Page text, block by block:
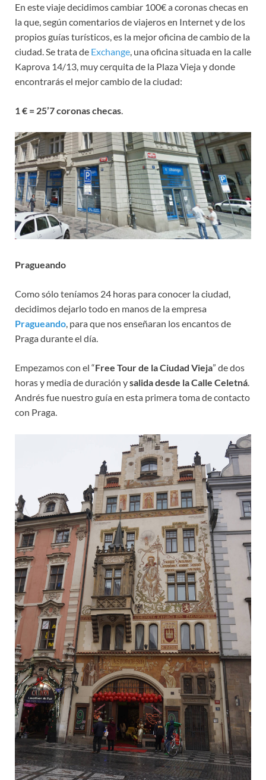
En este viaje decidimos cambiar 100€ a coronas checas en
la que, según comentarios de viajeros en Internet y de los
propios guías turísticos, es la mejor oficina de cambio de la
ciudad. Se trata de Exchange, una oficina situada en la calle
Kaprova 14/13, muy cerquita de la Plaza Vieja y donde
encontrarás el mejor cambio de la ciudad:
1 € = 25’7 coronas checas.
Pragueando
Como sólo teníamos 24 horas para conocer la ciudad,
decidimos dejarlo todo en manos de la empresa
Pragueando, para que nos enseñaran los encantos de
Praga durante el día.
Empezamos con el “Free Tour de la Ciudad Vieja” de dos
horas y media de duración ysalida desde la Calle Celetná.
Andrés fue nuestro guía en esta primera toma de contacto
con Praga.